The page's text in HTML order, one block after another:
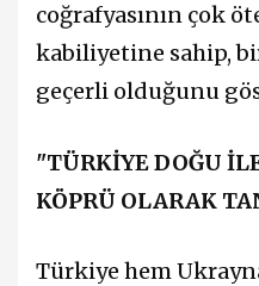
coğrafyasının çok
kabiliyetine sahip,
geçerli olduğunu
"TÜRKİYE DOĞU
KÖPRÜ OLARAK
Türkiye hem